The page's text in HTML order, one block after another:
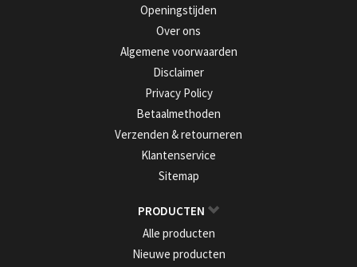
Openingstijden
Over ons
Algemene voorwaarden
Disclaimer
Privacy Policy
Betaalmethoden
Verzenden & retourneren
Klantenservice
Sitemap
PRODUCTEN
Alle producten
Nieuwe producten